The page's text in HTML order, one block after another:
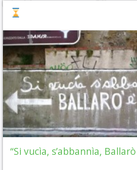
“Si vucìa, s’abbannìa,